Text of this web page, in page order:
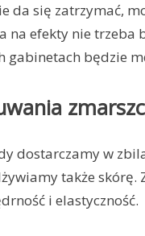
da się zatrzymać,
na efekty nie trzeba
będzie
dostarczamy w
także skórę.
i elastyczność.